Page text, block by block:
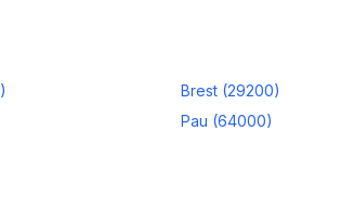
) Brest (29200)
Pau (64000)